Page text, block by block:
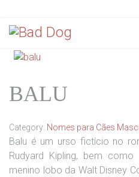
BALU
Category: Nomes para Cães
Balu é um urso fictício no
Rudyard Kipling, bem
menino lobo da Walt Disney